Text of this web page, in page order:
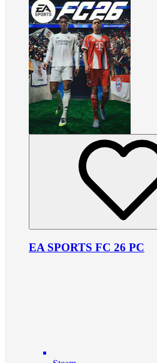
EA SPORTS FC 26 PC